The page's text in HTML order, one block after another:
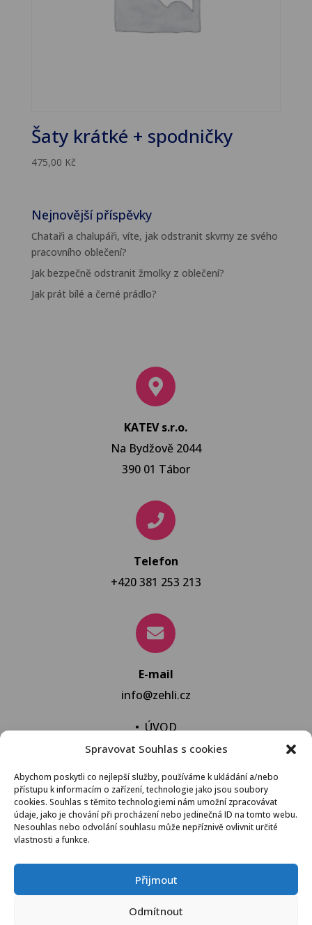
Spravovat Souhlas s cookies
Abychom poskytli co nejlepší služby, používáme k ukládání a/nebo
přístupu k informacím o zařízení, technologie jako jsou soubory
cookies. Souhlas s těmito technologiemi nám umožní zpracovávat
údaje, jako je chování při procházení nebo jedinečná ID na tomto webu.
Nesouhlas nebo odvolání souhlasu může nepříznivě ovlivnit určité
vlastnosti a funkce.
Přijmout
Odmítnout
Šaty krátké + spodničky
475,00 Kč
Nejnovější příspěvky
Chataři a chalupáři, víte, jak odstranit skvrny ze svého
pracovního oblečení?
Jak bezpečně odstranit žmolky z oblečení?
Jak prát bílé a černé prádlo?
KATEV s.r.o.
Na Bydžově 2044
390 01 Tábor
Telefon
+420 381 253 213
E-mail
info@zehli.cz
•ÚVOD
• NOVINKY
•NECHAT VYPRAT
•KONTAKT
VŠEOBECNÉ OBCHODNÍ PODMÍNKY
© 2021 Žehli.cz – Na praní a žehlení je život příliš